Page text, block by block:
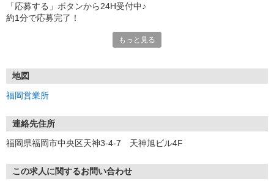
「応募する」ボタンから24H受付中♪
約1分で応募完了！
①応募から3営業日を目安に、メールorお電話でご連絡します。
★スマホでWEB面接（LINEなど）・出張面接・事務所面接と選べま
す
③面接実施（履歴書不要）
※ご希望があれば、職場見学の調整もOKです！
もっと見る
地図
福岡営業所
連絡先住所
福岡県福岡市中央区天神3-4-7 天神旭ビル4F
この求人に関するお問い合わせ